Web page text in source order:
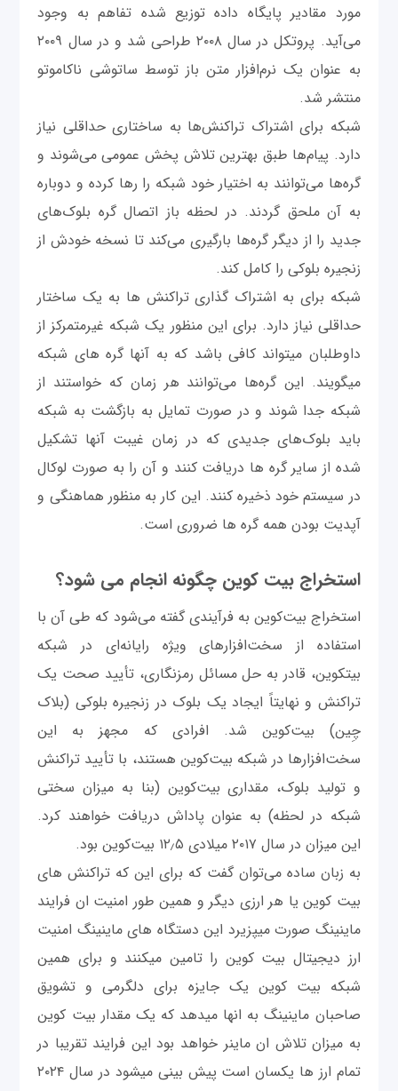
مورد مقادیر پایگاه داده توزیع شده تفاهم به وجود
می‌آید. پروتکل در سال ۲۰۰۸ طراحی شد و در سال ۲۰۰۹
به عنوان یک نرم‌افزار متن باز توسط ساتوشی ناکاموتو
منتشر شد.
شبکه برای اشتراک تراکنش‌ها به ساختاری حداقلی نیاز
دارد. پیام‌ها طبق بهترین تلاش پخش عمومی می‌شوند و
گره‌ها می‌توانند به اختیار خود شبکه را رها کرده و دوباره
به آن ملحق گردند. در لحظه باز اتصال گره بلوک‌های
جدید را از دیگر گره‌ها بارگیری می‌کند تا نسخه خودش از
زنجیره بلوکی را کامل کند.
شبکه برای به اشتراک گذاری تراکنش ها به یک ساختار
حداقلی نیاز دارد. برای این منظور یک شبکه غیرمتمرکز از
داوطلبان میتواند کافی باشد که به آنها گره های شبکه
میگویند. این گره‌ها می‌توانند هر زمان که خواستند از
شبکه جدا شوند و در صورت تمایل به بازگشت به شبکه
باید بلوک‌های جدیدی که در زمان غیبت آنها تشکیل
شده از سایر گره ها دریافت کنند و آن را به صورت لوکال
در سیستم خود ذخیره کنند. این کار به منظور هماهنگی و
آپدیت بودن همه گره ها ضروری است.
استخراج بیت کوین چگونه انجام می شود؟
استخراج بیت‌کوین به فرآیندی گفته می‌شود که طی آن با
استفاده از سخت‌افزارهای ویژه رایانه‌ای در شبکه
بیتکوین، قادر به حل مسائل رمزنگاری، تأیید صحت یک
تراکنش و نهایتاً ایجاد یک بلوک در زنجیره بلوکی (بلاک
چِین) بیت‌کوین شد. افرادی که مجهز به این
سخت‌افزارها در شبکه بیت‌کوین هستند، با تأیید تراکنش
و تولید بلوک، مقداری بیت‌کوین (بنا به میزان سختی
شبکه در لحظه) به عنوان پاداش دریافت خواهند کرد.
این میزان در سال ۲۰۱۷ میلادی ۱۲٫۵ بیت‌کوین بود.
به زبان ساده می‌توان گفت که برای این که تراکنش های
بیت کوین یا هر ارزی دیگر و همین طور امنیت ان فرایند
ماینینگ صورت میپزیرد این دستگاه های ماینینگ امنیت
ارز دیجیتال بیت کوین را تامین میکنند و برای همین
شبکه بیت کوین یک جایزه برای دلگرمی و تشویق
صاحبان ماینینگ به انها میدهد که یک مقدار بیت کوین
به میزان تلاش ان ماینر خواهد بود این فرایند تقریبا در
تمام ارز ها یکسان است پیش بینی میشود در سال ۲۰۲۴